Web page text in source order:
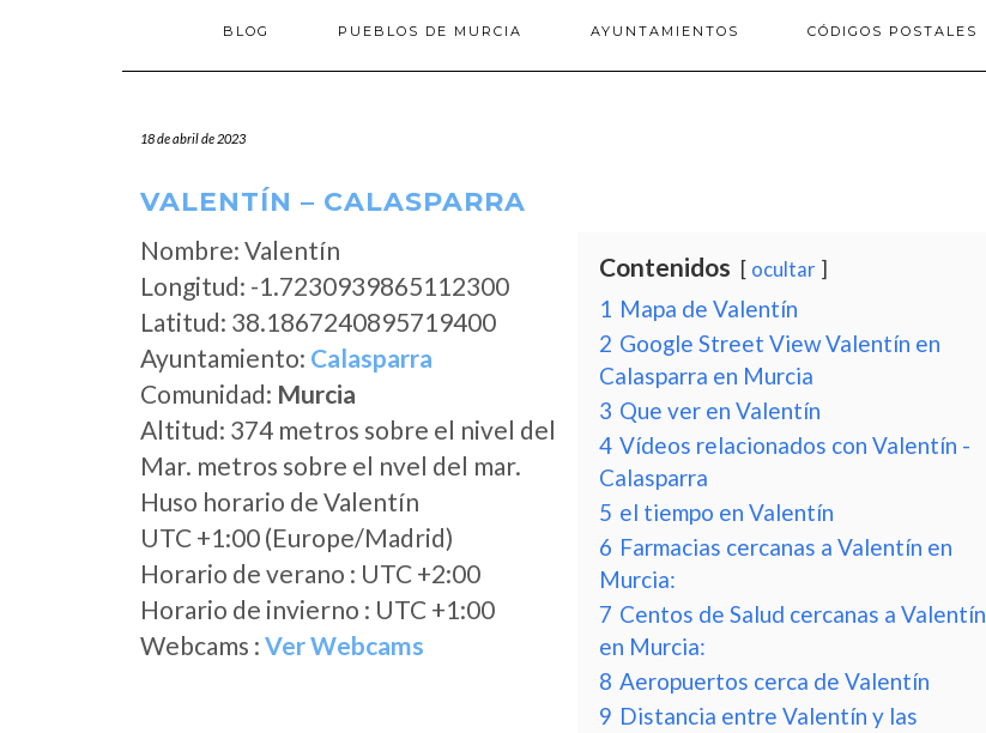
BLOG PUEBLOS DE MURCIA AYUNTAMIENTOS CÓDIGOS POSTALES
18 de abril de 2023
VALENTÍN – CALASPARRA
Nombre: Valentín
Longitud: -1.7230939865112300
Latitud: 38.1867240895719400
Ayuntamiento: Calasparra
Comunidad: Murcia
Altitud: 374 metros sobre el nivel del
Mar. metros sobre el nvel del mar.
Huso horario de Valentín
UTC +1:00 (Europe/Madrid)
Horario de verano : UTC +2:00
Horario de invierno : UTC +1:00
Webcams : Ver Webcams
Contenidos ocultar
1 Mapa de Valentín
2 Google Street View Valentín en
Calasparra en Murcia
3 Que ver en Valentín
4 Vídeos relacionados con Valentín -
Calasparra
5 el tiempo en Valentín
6 Farmacias cercanas a Valentín en
Murcia:
7 Centos de Salud cercanas a Valentín
en Murcia:
8 Aeropuertos cerca de Valentín
9 Distancia entre Valentín y las